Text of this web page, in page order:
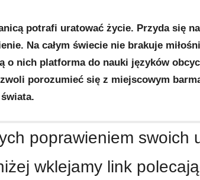
potrafi uratować życie. Przyda się
Na całym świecie nie brakuje
o nich platforma do nauki języków
porozumieć się z miejscowym
poprawieniem swoich
wklejamy link